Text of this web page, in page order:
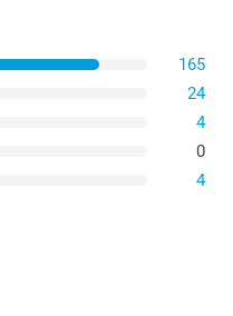
165
24
4
0
4